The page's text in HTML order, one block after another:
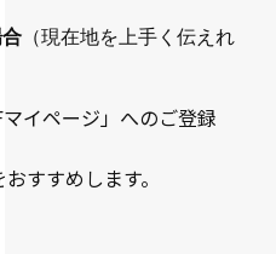
（現在地を上手く伝えれ
イページ」へのご登録
おすすめします。